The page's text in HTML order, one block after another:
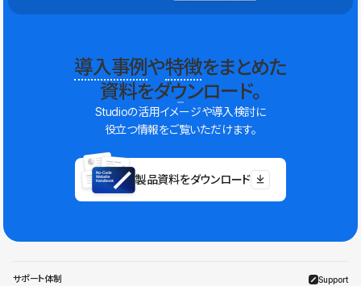
導入事例や特徴をまとめた
資料をダウンロード。
Studioの活用イメージや導入検討に
役立つ情報をご覧いただけます。
製品資料をダウンロード
サポート体制 Support